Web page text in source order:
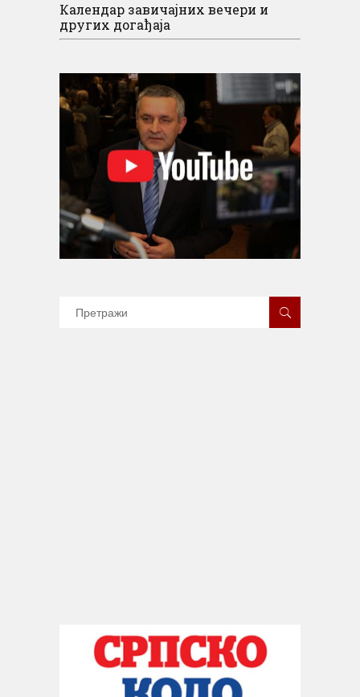
Календар завичајних вечери и
других догађаја